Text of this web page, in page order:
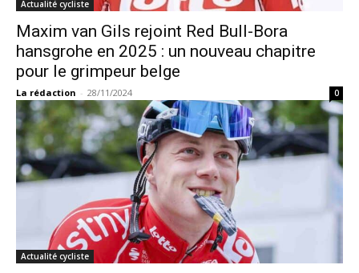
Actualité cycliste
Maxim van Gils rejoint Red Bull-Bora
hansgrohe en 2025 : un nouveau chapitre
pour le grimpeur belge
La rédaction - 28/11/2024 0
Actualité cycliste